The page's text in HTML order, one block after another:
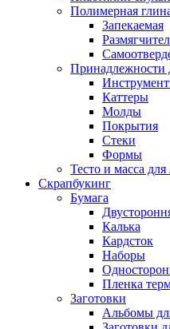
Полимерная
Запекаемая
Принадлежности
Каттеры
Молды
Покрытия
Стеки
Формы
Тесто и масса для
Скрапбукинг
Бумага
Калька
Кардсток
Наборы
Пленка
Заготовки
Альбомы